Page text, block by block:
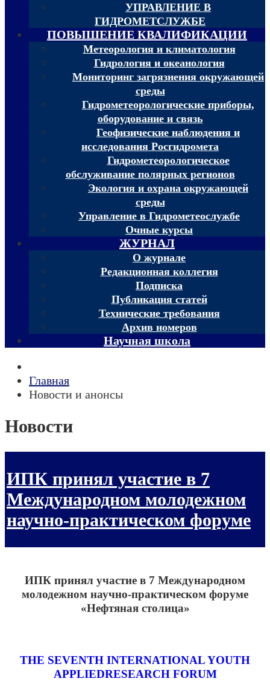
УПРАВЛЕНИЕ В
ГИДРОМЕТСЛУЖБЕ
ПОВЫШЕНИЕ КВАЛИФИКАЦИИ
Метеорология и климатология
Гидрология и океанология
Мониторинг загрязнения окружающей
среды
Гидрометеорологические приборы,
оборудование и связь
Геофизические наблюдения и
исследования Росгидромета
Гидрометеорологическое
обслуживание полярных регионов
Экология и охрана окружающей
среды
Управление в Гидрометеослужбе
Очные курсы
ЖУРНАЛ
О журнале
Редакционная коллегия
Подписка
Публикация статей
Технические требования
Архив номеров
Научная школа
Главная
Новости и анонсы
Новости
ИПК принял участие в 7
Международном молодежном
научно-практическом форуме
ИПК принял участие в 7 Международном
молодежном научно-практическом форуме
«Нефтяная столица»
THE SEVENTH INTERNATIONAL YOUTH
APPLIEDRESEARCH FORUM